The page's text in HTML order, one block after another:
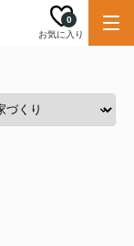
お気に入り
0